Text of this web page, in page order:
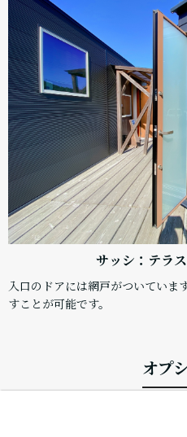
サッシ：テラ
入口のドアには網戸がついていま
すことが可能です。
オプ